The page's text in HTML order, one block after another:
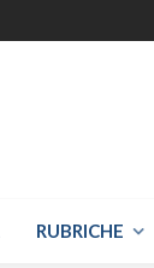
RUBRICHE